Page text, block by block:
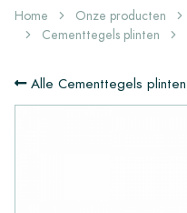
Home Onze producten
Cementtegels plinten
Alle Cementtegels plinten